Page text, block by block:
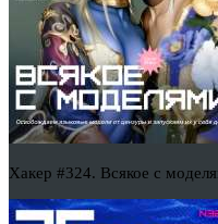
Хакер #324. Всякое с